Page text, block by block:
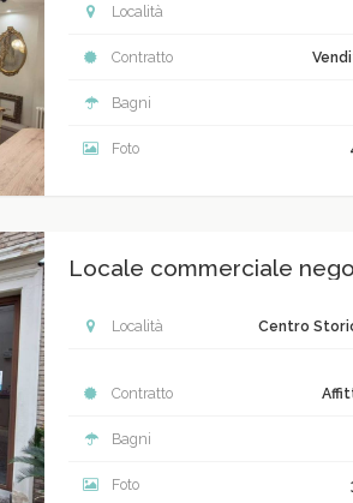
Località
Contratto
Bagni
Foto
Locale commerciale
Località Centro
Contratto
Bagni
Foto